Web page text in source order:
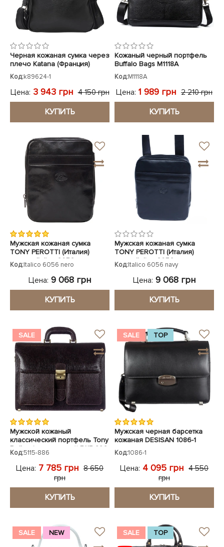
Показать все
Показать все
ЧЕХЛЫ ДЛЯ НОУТБУКОВ
Показать все
Черная кожаная сумка через
плечо Katana (Франция)
Код:k89624-1
Цена: 3 943 грн 4 150 грн
КУПИТЬ
Кожаный черный портфель
Buffalo Bags M1118A
Код:M1118A
Цена: 1 989 грн 2 210 грн
КУПИТЬ
Мужская кожаная сумка
TONY PEROTTI (Италия)
черная Italico 6056 nero
Код:Italico 6056 nero
Цена: 9 068 грн
КУПИТЬ
Мужская кожаная сумка
TONY PEROTTI (Италия)
синяя Italico 6056 navy
Код:Italico 6056 navy
Цена: 9 068 грн
КУПИТЬ
SALE
Мужской кожаный
классический портфель Tony
Bellucci коричневый 5115-886
Код:5115-886
Цена: 7 785 грн 8 650
грн
КУПИТЬ
SALE TOP
Мужская черная барсетка
кожаная DESISAN 1086-1
Код:1086-1
Цена: 4 095 грн 4 550
грн
КУПИТЬ
SALE NEW SALE TOP